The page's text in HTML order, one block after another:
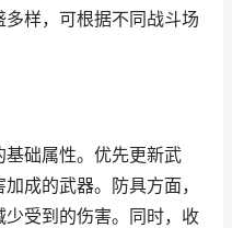
样，可根据不同战斗场
础属性。优先更新武
成的武器。防具方面，
受到的伤害。同时，收